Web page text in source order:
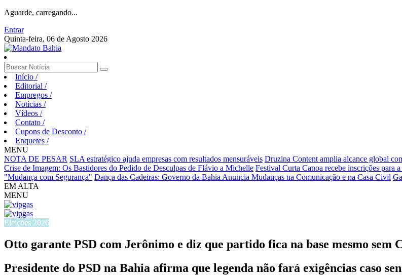
Aguarde, carregando...
Entrar
Quinta-feira, 06 de Agosto 2026
Início /
Editorial /
Empregos /
Notícias /
Vídeos /
Contato /
Cupons de Desconto /
Enquetes /
MENU
NOTA DE PESAR SLA estratégico ajuda empresas com resultados mensuráveis Druzina Content amplia alcance global
Crise de Imagem: Os Bastidores do Pedido de Desculpas de Flávio a Michelle Festival Curta Canoa recebe inscrições para a
"Mudança com Segurança" Dança das Cadeiras: Governo da Bahia Anuncia Mudanças na Comunicação e na Casa Civil
EM ALTA
MENU
Eleições 2026
Otto garante PSD com Jerônimo e diz que partido fica na base mesmo sem
Presidente do PSD na Bahia afirma que legenda não fará exigências caso